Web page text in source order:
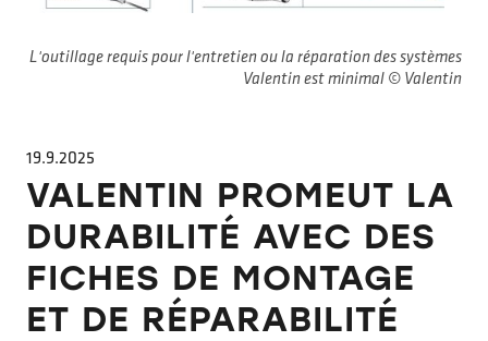
L'outillage requis pour l'entretien ou la réparation des systèmes
Valentin est minimal © Valentin
19.9.2025
VALENTIN PROMEUT LA
DURABILITÉ AVEC DES
FICHES DE MONTAGE
ET DE RÉPARABILITÉ